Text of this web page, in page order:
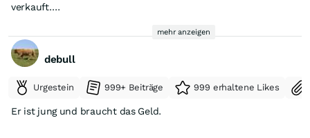
verkauft.
Semiconductor) 3.305 Aktien, zu einem Kurs von 177,36 EUR
verkauft.
Quelle:Elmos Semiconductor Insidertrades
mehr anzeigen
debull
Urgestein 999+ Beiträge 999 erhaltene Likes
Er ist jung und braucht das Geld.